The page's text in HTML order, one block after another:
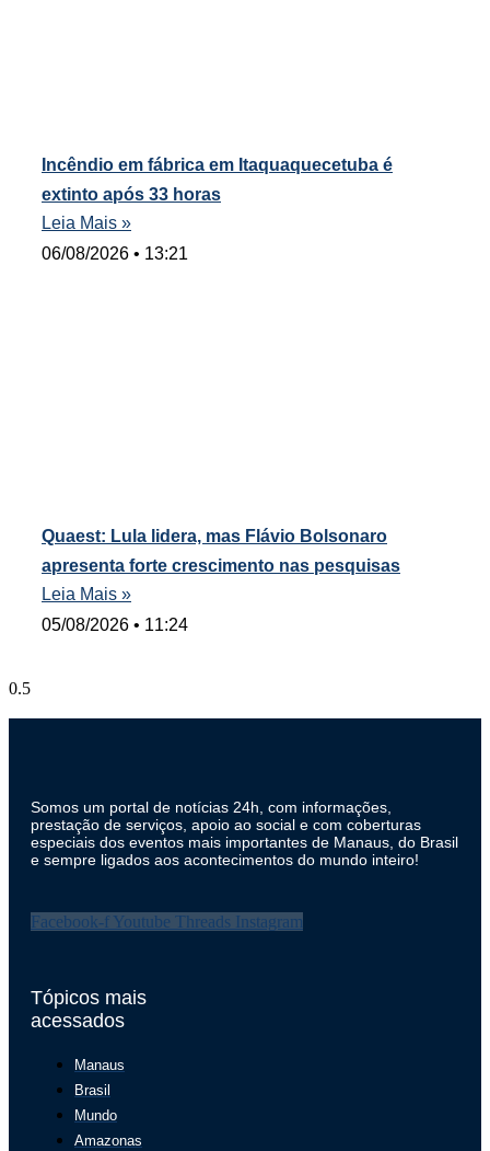
Incêndio em fábrica em Itaquaquecetuba é
extinto após 33 horas
Leia Mais »
06/08/2026
13:21
Quaest: Lula lidera, mas Flávio Bolsonaro
apresenta forte crescimento nas pesquisas
Leia Mais »
05/08/2026
11:24
Somos um portal de notícias 24h, com informações,
prestação de serviços, apoio ao social e com coberturas
especiais dos eventos mais importantes de Manaus, do Brasil
e sempre ligados aos acontecimentos do mundo inteiro!
Facebook-f Youtube Threads Instagram
Tópicos mais
acessados
Manaus
Brasil
Mundo
Amazonas